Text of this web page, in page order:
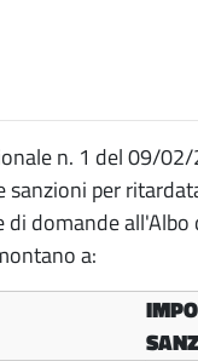
n. 1 del 09/
sanzioni per
di domande all'Albo
a: